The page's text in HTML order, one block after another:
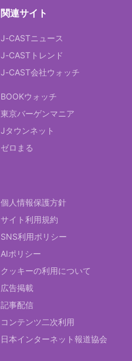
関連サイト
J-CASTニュース
J-CASTトレンド
J-CAST会社ウォッチ
BOOKウォッチ
東京バーゲンマニア
Jタウンネット
ゼロまる
個人情報保護方針
サイト利用規約
SNS利用ポリシー
AIポリシー
クッキーの利用について
広告掲載
記事配信
コンテンツ二次利用
日本インターネット報道協会